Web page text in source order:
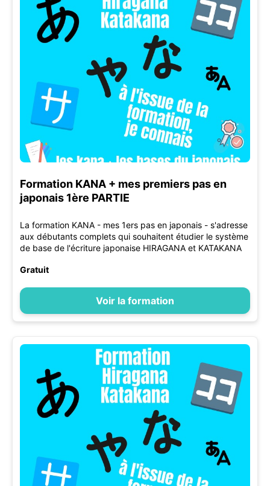
Formation KANA + mes premiers pas en
japonais 1ère PARTIE
La formation KANA - mes 1ers pas en japonais - s'adresse
aux débutants complets qui souhaitent étudier le système
de base de l'écriture japonaise HIRAGANA et KATAKANA
Gratuit
Voir la formation